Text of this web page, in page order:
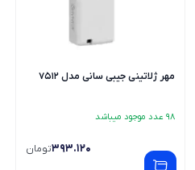
مهر ژلاتینی جیبی سانی مدل 7512
98 عدد موجود میباشد
393.120تومان